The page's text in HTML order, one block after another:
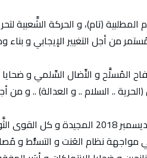
(تام)، و الحركة الشَّعبية
من أجل التغيير الإيجابي و
المُسلَّح و النِّضال السِّلمي و
.. السلام .. و العدالة) .. و من
نُحيِّ شهداء ثورة ديسمبر 2018
نظام العَنت و التسلُّط و